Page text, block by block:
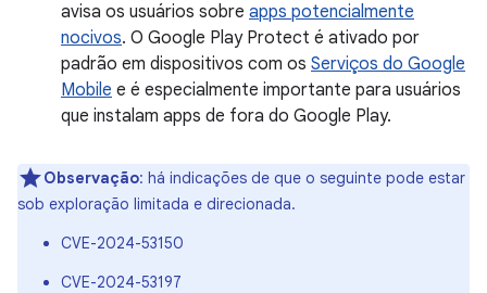
avisa os usuários sobre apps potencialmente
nocivos. O Google Play Protect é ativado por
padrão em dispositivos com os Serviços do Google
Mobile e é especialmente importante para usuários
que instalam apps de fora do Google Play.
Observação: há indicações de que o seguinte pode estar
sob exploração limitada e direcionada.
CVE-2024-53150
CVE-2024-53197